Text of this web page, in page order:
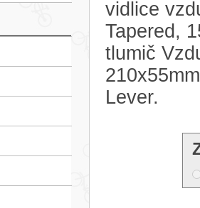
vidlice
Tapered,
tlumič
Lever.